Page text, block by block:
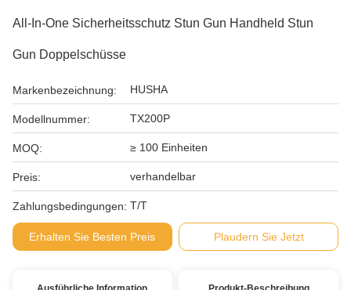
All-In-One Sicherheitsschutz Stun Gun Handheld Stun
Gun Doppelschüsse
Markenbezeichnung: HUSHA
Modellnummer: TX200P
MOQ: ≥ 100 Einheiten
Preis: verhandelbar
Zahlungsbedingungen: T/T
Erhalten Sie Besten Preis Plaudern Sie Jetzt